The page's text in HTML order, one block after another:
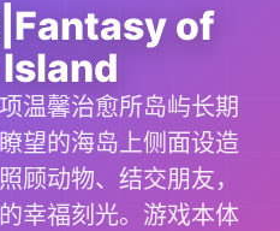
of
温馨治愈所岛屿长期
望的海岛上侧面设造
顾动物、结交朋友，
幸福刻光。游戏本体